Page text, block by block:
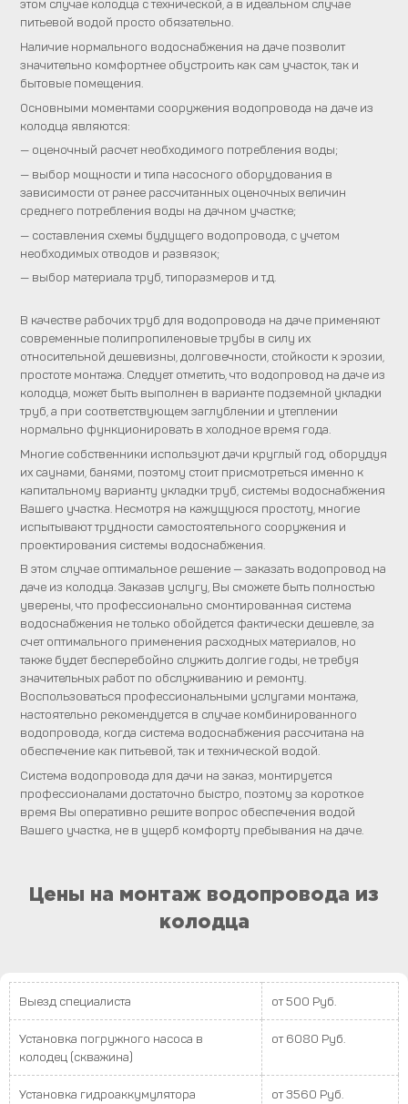
этом случае колодца с технической, а в идеальном случае
питьевой водой просто обязательно.
Наличие нормального водоснабжения на даче позволит
значительно комфортнее обустроить как сам участок, так и
бытовые помещения.
Основными моментами сооружения водопровода на даче из
колодца являются:
— оценочный расчет необходимого потребления воды;
— выбор мощности и типа насосного оборудования в
зависимости от ранее рассчитанных оценочных величин
среднего потребления воды на дачном участке;
— составления схемы будущего водопровода, с учетом
необходимых отводов и развязок;
— выбор материала труб, типоразмеров и т.д.
В качестве рабочих труб для водопровода на даче применяют
современные полипропиленовые трубы в силу их
относительной дешевизны, долговечности, стойкости к эрозии,
простоте монтажа. Следует отметить, что водопровод на даче из
колодца, может быть выполнен в варианте подземной укладки
труб, а при соответствующем заглублении и утеплении
нормально функционировать в холодное время года.
Многие собственники используют дачи круглый год, оборудуя
их саунами, банями, поэтому стоит присмотреться именно к
капитальному варианту укладки труб, системы водоснабжения
Вашего участка. Несмотря на кажущуюся простоту, многие
испытывают трудности самостоятельного сооружения и
проектирования системы водоснабжения.
В этом случае оптимальное решение — заказать водопровод на
даче из колодца. Заказав услугу, Вы сможете быть полностью
уверены, что профессионально смонтированная система
водоснабжения не только обойдется фактически дешевле, за
счет оптимального применения расходных материалов, но
также будет бесперебойно служить долгие годы, не требуя
значительных работ по обслуживанию и ремонту.
Воспользоваться профессиональными услугами монтажа,
настоятельно рекомендуется в случае комбинированного
водопровода, когда система водоснабжения рассчитана на
обеспечение как питьевой, так и технической водой.
Система водопровода для дачи на заказ, монтируется
профессионалами достаточно быстро, поэтому за короткое
время Вы оперативно решите вопрос обеспечения водой
Вашего участка, не в ущерб комфорту пребывания на даче.
Цены на монтаж водопровода из
колодца
Выезд специалиста от 500 Руб.
Установка погружного насоса в
колодец (скважина)
от 6080 Руб.
Установка гидроаккумулятора от 3560 Руб.